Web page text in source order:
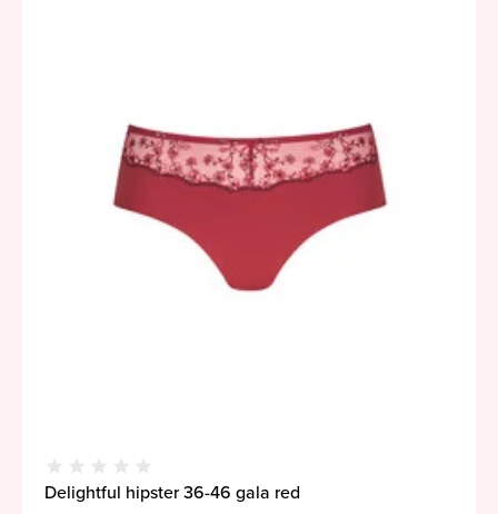
Delightful hipster 36-46 gala red